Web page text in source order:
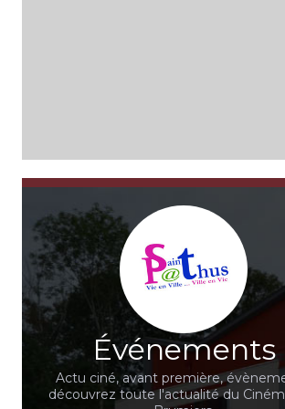
Événements
Actu ciné, avant première,
découvrez toute l'actualité du